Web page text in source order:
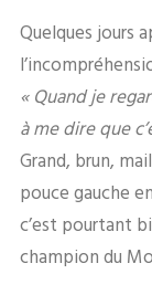
Quelques jours
« Quand je
à me dire que
Grand, brun,
pouce gauche
c’est pourtant
champion du